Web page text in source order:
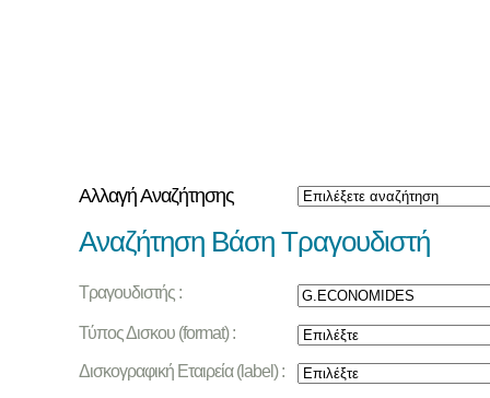
Αλλαγή Αναζήτησης
Αναζήτηση Βάση Τραγουδιστή
Τραγουδιστής :
Τύπος Δισκου (format) :
Δισκογραφική Εταιρεία (label) :